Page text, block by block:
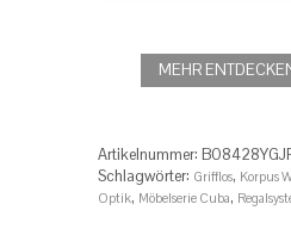
MEHR
Artikelnummer:
Schlagwörter: Grifflos, Korpus
Optik, Möbelserie Cuba,